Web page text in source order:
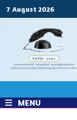
7 August 2026
MENU